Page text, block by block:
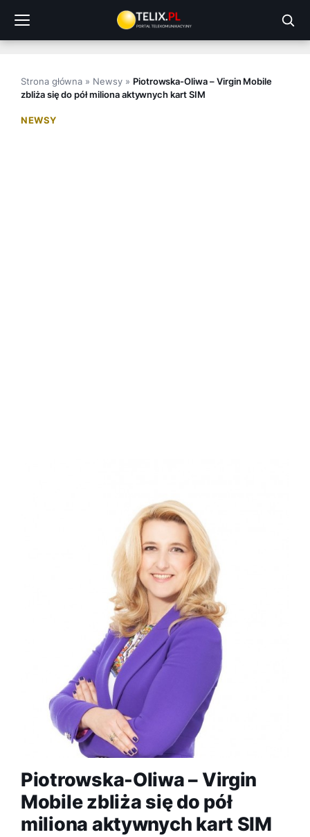
treści
Strona główna » Newsy» Piotrowska-Oliwa – Virgin Mobile
zbliża się do pół miliona aktywnych kart SIM
NEWSY
Piotrowska-Oliwa – Virgin
Mobile zbliża się do pół
miliona aktywnych kart SIM